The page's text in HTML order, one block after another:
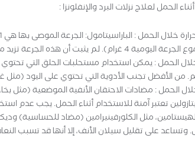
الحمل لعلاج نزلات البرد والإنفلونزا :
الجرعة تزيد من خطر الإجهاض أو العيوب الخلقية.
الحمل : يمكن استخدام مستحلبات الحلق التي تحتوي
الأفضل تجنب الأدوية التي تحتوي على اليود (مثل
الحمل : مضادات الاحتقان الأنفية الموضعية (مثل
مثل الكلورفينيرامين (مضاد للحساسية)
وتساعد على تقليل سيلان الأنف، إلا أنها قد تسبب